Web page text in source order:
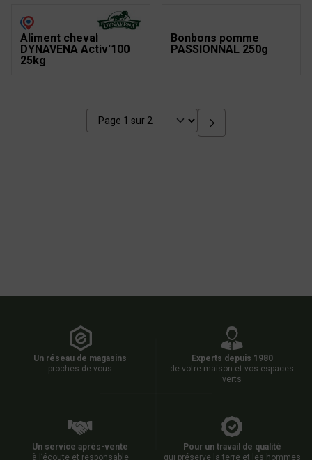
Aliment cheval
DYNAVENA Activ'100
25kg
Bonbons pomme
PASSIONNAL 250g
Un réseau de magasins
proches de vous
Experts depuis 1980
de votre maison et vos espaces
verts
Un service après-vente
à l’écoute et responsable
Pour un travail de qualité
qui préserve la terre et les hommes